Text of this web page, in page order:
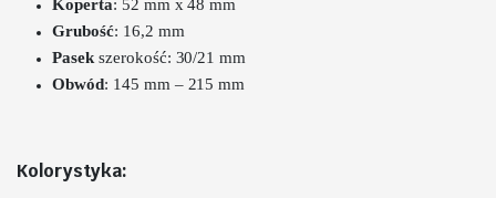
Koperta: 52 mm x 48 mm
Grubość: 16,2 mm
Pasek szerokość: 30/21 mm
Obwód: 145 mm – 215 mm
Kolorystyka: